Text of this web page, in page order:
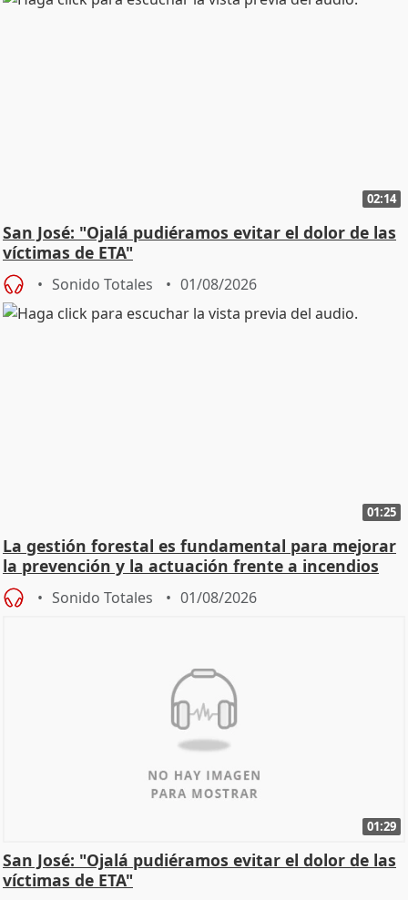
02:14
San José: "Ojalá pudiéramos evitar el dolor de las
víctimas de ETA"
Sonido Totales 01/08/2026
01:25
La gestión forestal es fundamental para mejorar
la prevención y la actuación frente a incendios
Sonido Totales 01/08/2026
01:29
San José: "Ojalá pudiéramos evitar el dolor de las
víctimas de ETA"